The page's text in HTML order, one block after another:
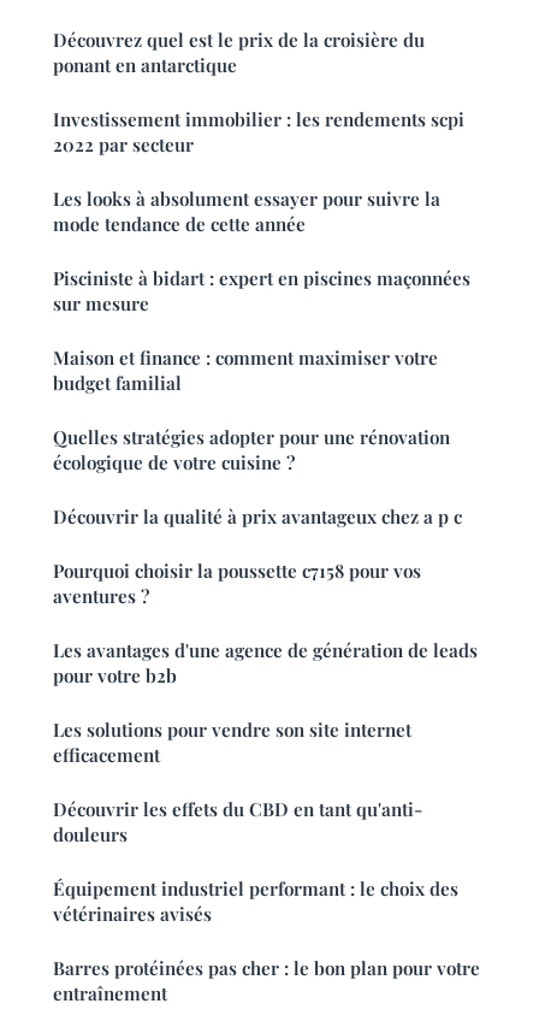
Découvrez quel est le prix de la croisière du
ponant en antarctique
Investissement immobilier : les rendements scpi
2022 par secteur
Les looks à absolument essayer pour suivre la
mode tendance de cette année
Pisciniste à bidart : expert en piscines maçonnées
sur mesure
Maison et finance : comment maximiser votre
budget familial
Quelles stratégies adopter pour une rénovation
écologique de votre cuisine ?
Découvrir la qualité à prix avantageux chez a p c
Pourquoi choisir la poussette c7158 pour vos
aventures ?
Les avantages d'une agence de génération de leads
pour votre b2b
Les solutions pour vendre son site internet
efficacement
Découvrir les effets du CBD en tant qu'anti-
douleurs
Équipement industriel performant : le choix des
vétérinaires avisés
Barres protéinées pas cher : le bon plan pour votre
entraînement